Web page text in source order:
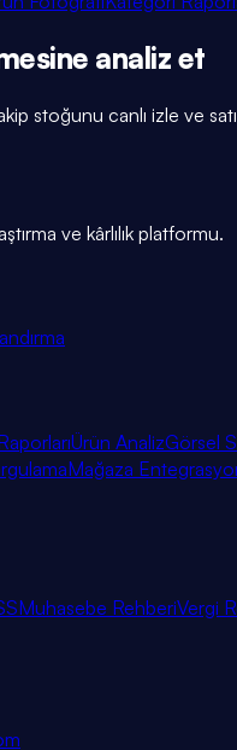
analiz et
stoğunu canlı izle ve
ve kârlılık platformu.
Ürün AnalizGörsel
Mağaza
Muhasebe RehberiVergi